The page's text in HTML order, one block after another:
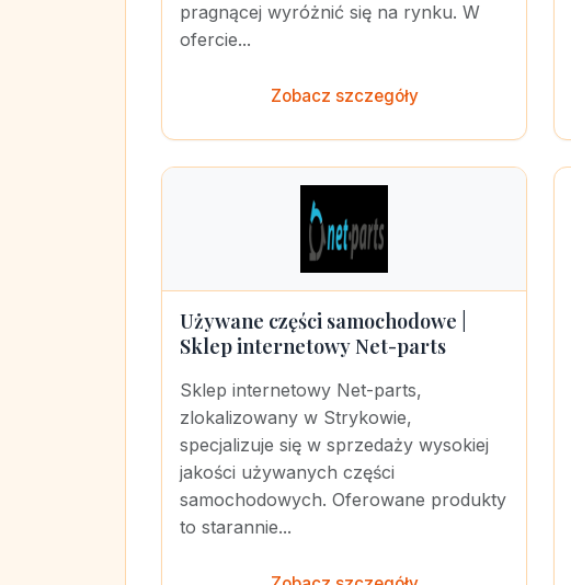
pragnącej wyróżnić się na rynku. W
ofercie...
Zobacz szczegóły
Używane części samochodowe |
Sklep internetowy Net-parts
Sklep internetowy Net-parts,
zlokalizowany w Strykowie,
specjalizuje się w sprzedaży wysokiej
jakości używanych części
samochodowych. Oferowane produkty
to starannie...